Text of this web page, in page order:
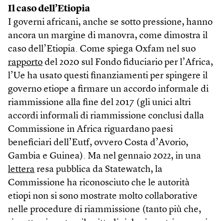
Il caso dell’Etiopia
I governi africani, anche se sotto pressione, hanno
ancora un margine di manovra, come dimostra il
caso dell’Etiopia. Come spiega Oxfam nel suo
rapporto del 2020 sul Fondo fiduciario per l’Africa,
l’Ue ha usato questi finanziamenti per spingere il
governo etiope a firmare un accordo informale di
riammissione alla fine del 2017 (gli unici altri
accordi informali di riammissione conclusi dalla
Commissione in Africa riguardano paesi
beneficiari dell’Eutf, ovvero Costa d’Avorio,
Gambia e Guinea). Ma nel gennaio 2022, in una
lettera resa pubblica da Statewatch, la
Commissione ha riconosciuto che le autorità
etiopi non si sono mostrate molto collaborative
nelle procedure di riammissione (tanto più che,